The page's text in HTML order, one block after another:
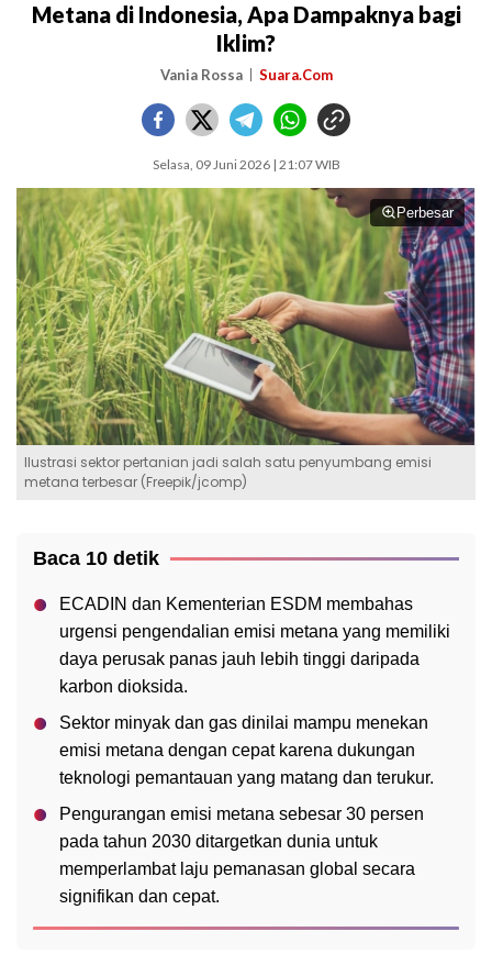
Metana di Indonesia, Apa Dampaknya bagi
Iklim?
Vania Rossa Suara.Com
Selasa, 09 Juni 2026 | 21:07 WIB
Perbesar
Ilustrasi sektor pertanian jadi salah satu penyumbang emisi
metana terbesar (Freepik/jcomp)
Baca 10 detik
ECADIN dan Kementerian ESDM membahas
urgensi pengendalian emisi metana yang memiliki
daya perusak panas jauh lebih tinggi daripada
karbon dioksida.
Sektor minyak dan gas dinilai mampu menekan
emisi metana dengan cepat karena dukungan
teknologi pemantauan yang matang dan terukur.
Pengurangan emisi metana sebesar 30 persen
pada tahun 2030 ditargetkan dunia untuk
memperlambat laju pemanasan global secara
signifikan dan cepat.